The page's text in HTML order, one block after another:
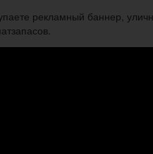
рекламный баннер,